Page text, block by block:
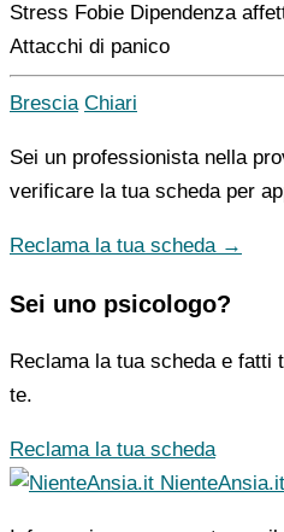
Stress Fobie Dipendenza
Attacchi di panico
Brescia Chiari
Sei un professionista nella
verificare la tua scheda per
Reclama la tua scheda →
Sei uno psicologo?
Reclama la tua scheda e fatti
te.
Reclama la tua scheda
NienteAnsia.it